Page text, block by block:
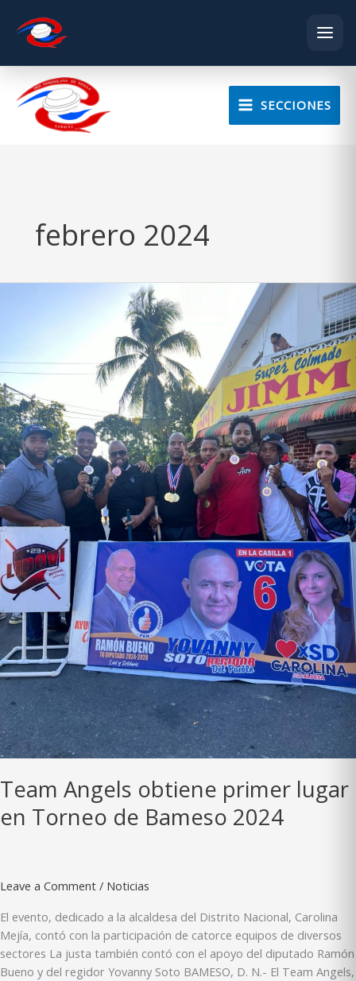
content
SECCIONES
febrero 2024
Team Angels obtiene primer lugar
en Torneo de Bameso 2024
Leave a Comment / Noticias
El evento, dedicado a la alcaldesa del Distrito Nacional, Carolina
Mejía, contó con la participación de catorce equipos de diversos
sectores La justa también contó con el apoyo del diputado Ramón
Bueno y del regidor Yovanny Soto BAMESO, D. N.- El Team Angels,